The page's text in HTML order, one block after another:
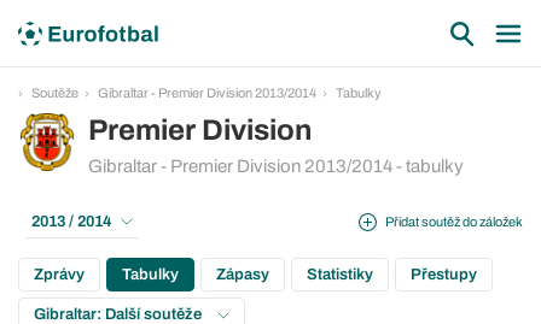
Soutěže Gibraltar - Premier Division 2013/2014 Tabulky
Premier Division
Gibraltar - Premier Division 2013/2014 - tabulky
Přidat soutěž do záložek
2013 / 2014
Zprávy Tabulky Zápasy Statistiky Přestupy
Gibraltar: Další soutěže